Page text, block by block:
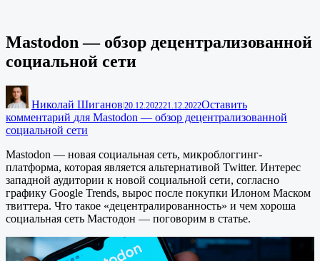
Mastodon — обзор децентрализованной
социальной сети
Николай Шиганов|20.12.202221.12.2022Оставить
комментарий для Mastodon — обзор децентрализованной
социальной сети
Mastodon — новая социальная сеть, микроблоггинг-
платформа, которая является альтернативой Twitter. Интерес
западной аудитории к новой социальной сети, согласно
графику Google Trends, вырос после покупки Илоном Маском
твиттера. Что такое «децентралированность» и чем хороша
социальная сеть Мастодон — поговорим в статье.